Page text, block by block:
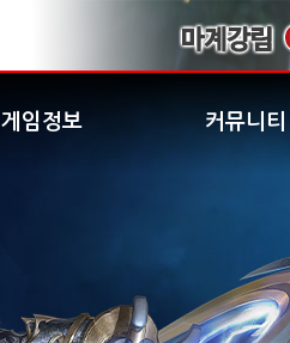
게임정보 커뮤니티